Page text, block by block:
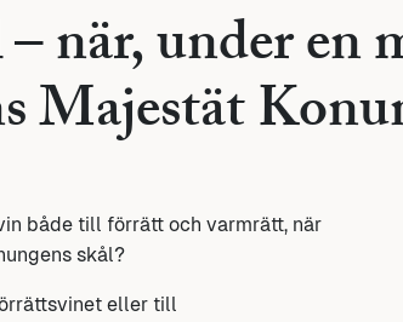
när, under en
Majestät
både till förrätt och varmrätt, när
skål?
eller till